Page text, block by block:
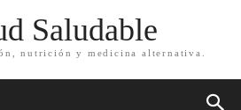
Saludable
nutrición y medicina alternativa.